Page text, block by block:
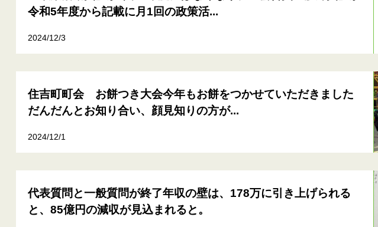
令和5年度から記載に月1回の政策活...
2024/12/3
住吉町町会 お餅つき大会今年もお餅をつかせていただきました
だんだんとお知り合い、顔見知りの方が...
2024/12/1
代表質問と一般質問が終了年収の壁は、178万に引き上げられる
と、85億円の減収が見込まれると。